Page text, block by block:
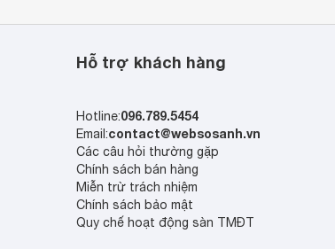
Hỗ trợ khách hàng
Hotline:096.789.5454
Email:contact@websosanh.vn
Các câu hỏi thường gặp
Chính sách bán hàng
Miễn trừ trách nhiệm
Chính sách bảo mật
Quy chế hoạt động sàn TMĐT